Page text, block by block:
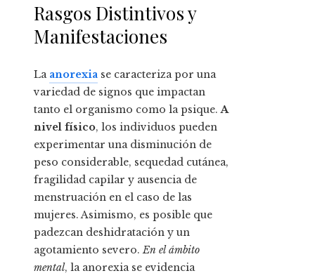
Rasgos Distintivos y
Manifestaciones
La anorexia se caracteriza por una
variedad de signos que impactan
tanto el organismo como la psique.A
nivel físico, los individuos pueden
experimentar una disminución de
peso considerable, sequedad cutánea,
fragilidad capilar y ausencia de
menstruación en el caso de las
mujeres. Asimismo, es posible que
padezcan deshidratación y un
agotamiento severo.En el ámbito
mental, la anorexia se evidencia